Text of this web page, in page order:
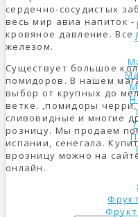
сердечно-сосудистых
весь мир авиа напиток
кровяное давление.
железом.
Существует большое
помидоров. В нашем
выбор от крупных до
ветке. ,помидоры
сливовидные и многие
розницу. Мы продаем
испании, сенегала.
врозницу можно на
онлайн.